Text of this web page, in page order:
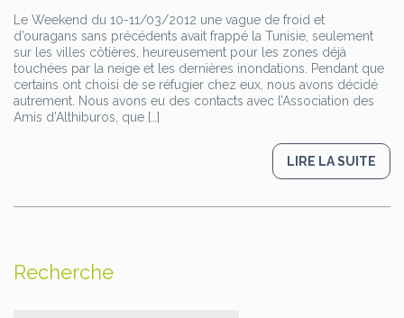
Le Weekend du 10-11/03/2012 une vague de froid et
d’ouragans sans précédents avait frappé la Tunisie, seulement
sur les villes côtières, heureusement pour les zones déjà
touchées par la neige et les dernières inondations. Pendant que
certains ont choisi de se réfugier chez eux, nous avons décidé
autrement. Nous avons eu des contacts avec l’Association des
Amis d’Althiburos, que […]
LIRE LA SUITE
Recherche